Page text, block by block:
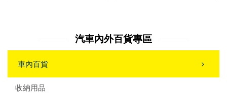
汽車內外百貨專區
車內百貨
收納用品